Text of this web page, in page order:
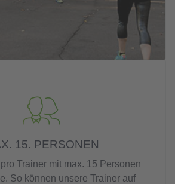
15. PERSONEN
Trainer mit max. 15 Personen
So können unsere Trainer auf